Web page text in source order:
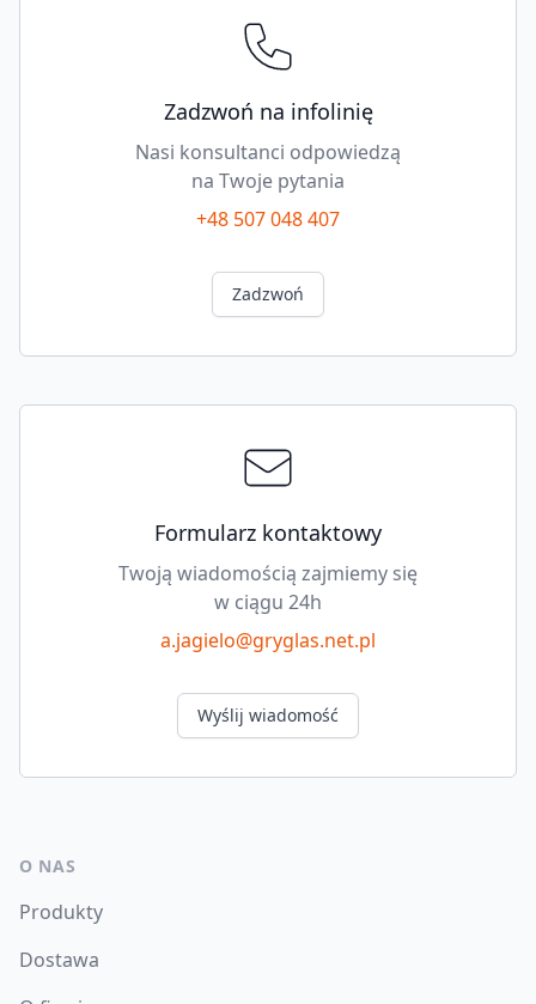
Zadzwoń na infolinię
Nasi konsultanci odpowiedzą
na Twoje pytania
+48 507 048 407
Zadzwoń
Formularz kontaktowy
Twoją wiadomością zajmiemy się
w ciągu 24h
a.jagielo@gryglas.net.pl
Wyślij wiadomość
O NAS
Produkty
Dostawa